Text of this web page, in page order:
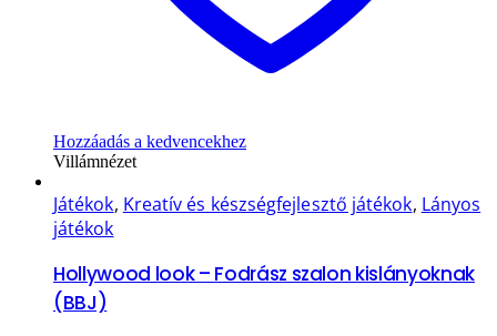
Hozzáadás a kedvencekhez
Villámnézet
Játékok, Kreatív és készségfejlesztő játékok, Lányos
játékok
Hollywood look – Fodrász szalon kislányoknak
(BBJ)